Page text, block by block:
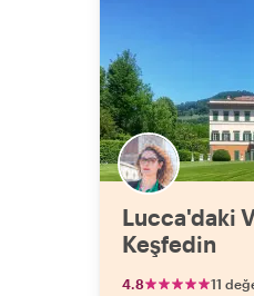
Lucca'daki
Keşfedin
4.8 11